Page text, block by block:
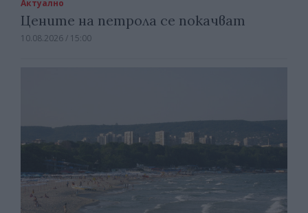
Актуално
Цените на петрола се покачват
10.08.2026 / 15:00